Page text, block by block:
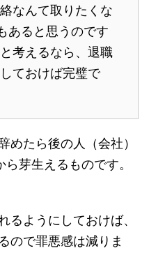
なんて取りたくな
あると思うのです
考えるなら、退職
ておけば完璧で
めたら後の人（会社）
芽生えるものです。
るようにしておけば、
ので罪悪感は減りま